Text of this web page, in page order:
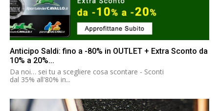
Anticipo Saldi: fino a -80% in OUTLET + Extra Sconto da
10% a 20%...
Da noi… sei tu a scegliere cosa scontare - Sconti
dal 35% all'80% in...